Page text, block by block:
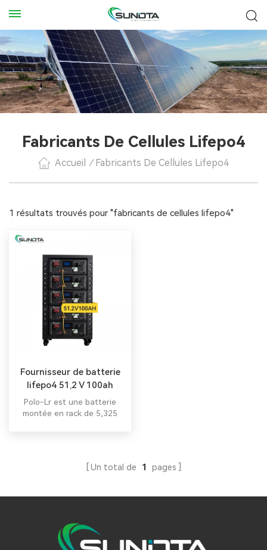
Fabricants De Cellules Lifepo4
Accueil / Fabricants De Cellules Lifepo4
1 résultats trouvés pour "fabricants de cellules lifepo4"
Fournisseur de batterie
lifepo4 51,2 V 100ah
Polo-Lr est une batterie
montée en rack de 5,325
tension 100ah 48v.Un total de 1 pages